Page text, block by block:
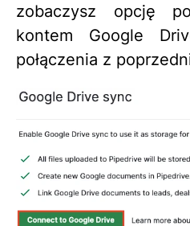
zobaczysz opcję
kontem Google
połączenia z